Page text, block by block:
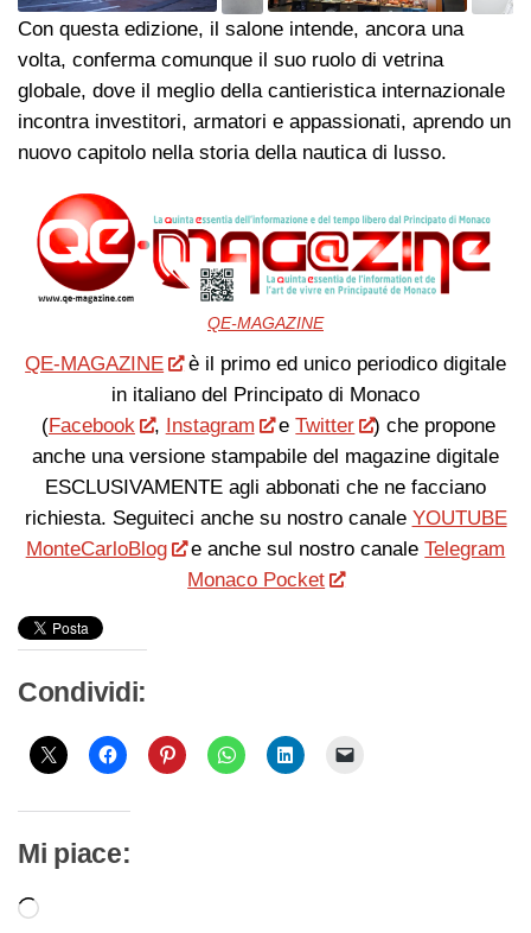
Con questa edizione, il salone intende, ancora una
volta, conferma comunque il suo ruolo di vetrina
globale, dove il meglio della cantieristica internazionale
incontra investitori, armatori e appassionati, aprendo un
nuovo capitolo nella storia della nautica di lusso.
QE-MAGAZINE
QE-MAGAZINE
è il primo ed unico periodico digitale
in italiano del Principato di Monaco
(Facebook , Instagram eTwitter
) che propone
anche una versione stampabile del magazine digitale
ESCLUSIVAMENTE agli abbonati che ne facciano
richiesta. Seguiteci anche su nostro canale YOUTUBE
MonteCarloBlog
e anche sul nostro canaleTelegram
Monaco Pocket
Condividi:
Mi piace:
Caricamento